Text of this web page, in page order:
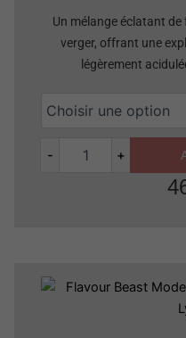
Un mélange éclatant
verger, offrant une
légèrement
- +